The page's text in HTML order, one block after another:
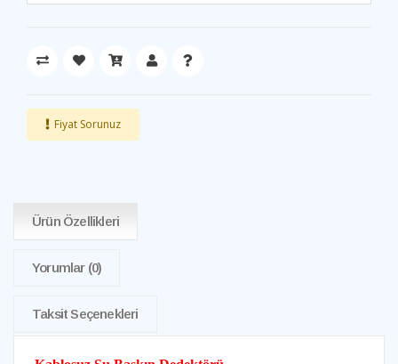
Fiyat Sorunuz
Ürün Özellikleri
Yorumlar (0)
Taksit Seçenekleri